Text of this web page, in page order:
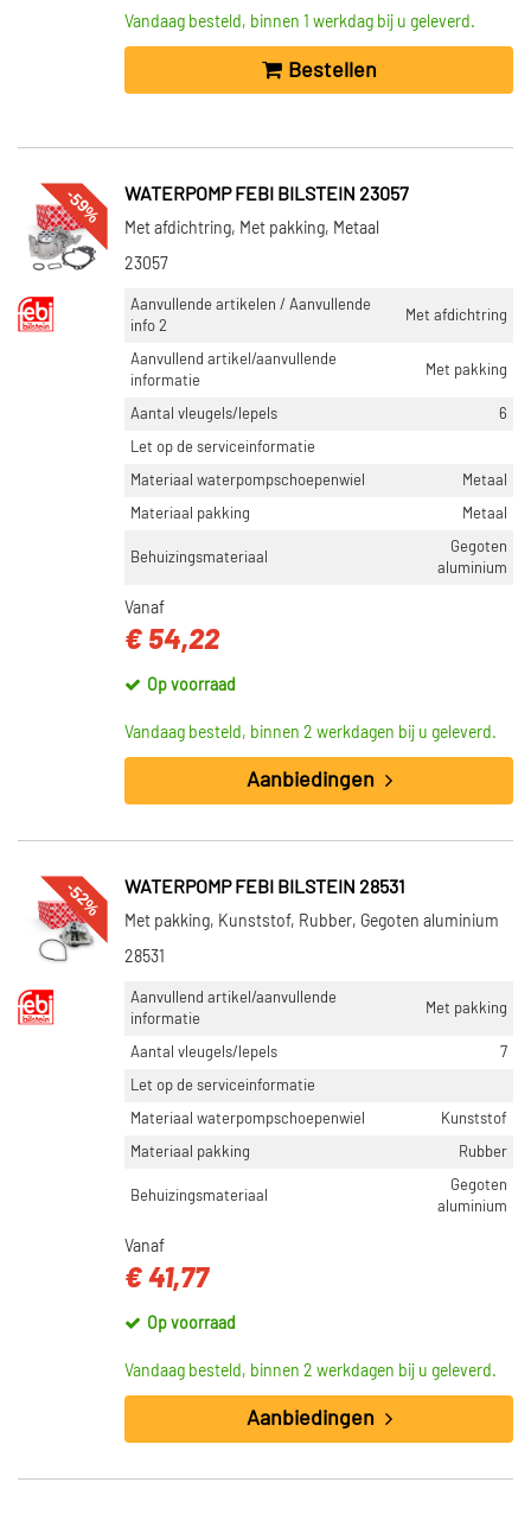
Vandaag besteld, binnen 1 werkdag bij u geleverd.
Bestellen
-59% WATERPOMP FEBI BILSTEIN 23057
Met afdichtring, Met pakking, Metaal
23057
Aanvullende artikelen / Aanvullende
info 2
Met afdichtring
Aanvullend artikel/aanvullende
informatie
Met pakking
Aantal vleugels/lepels
6
Let op de serviceinformatie
Materiaal waterpompschoepenwiel
Metaal
Materiaal pakking
Metaal
Behuizingsmateriaal
Gegoten
aluminium
Vanaf
€ 54,22
Op voorraad
Vandaag besteld, binnen 2 werkdagen bij u geleverd.
Aanbiedingen
-52% WATERPOMP FEBI BILSTEIN 28531
Met pakking, Kunststof, Rubber, Gegoten aluminium
28531
Aanvullend artikel/aanvullende
informatie
Met pakking
Aantal vleugels/lepels
7
Let op de serviceinformatie
Materiaal waterpompschoepenwiel
Kunststof
Materiaal pakking
Rubber
Behuizingsmateriaal
Gegoten
aluminium
Vanaf
€ 41,77
Op voorraad
Vandaag besteld, binnen 2 werkdagen bij u geleverd.
Aanbiedingen